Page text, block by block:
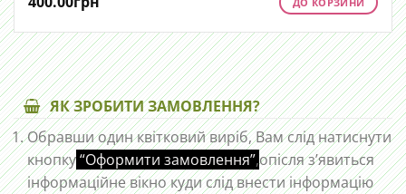
ЯК ЗРОБИТИ ЗАМОВЛЕННЯ?
Обравши один квітковий виріб, Вам слід натиснути
кнопку“Оформити замовлення”,опісля з’явиться
інформаційне вікно куди слід внести інформацію